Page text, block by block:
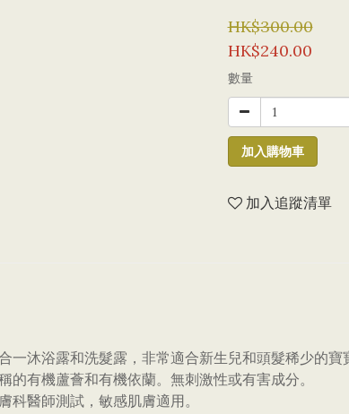
HK$300.00
HK$240.00
數量
加入購物車
加入追蹤清單
一沐浴露和洗髮露，非常適合新生兒和頭髮稀少的寶
的有機蘆薈和有機依蘭。無刺激性或有害成分。
科醫師測試，敏感肌膚適用。